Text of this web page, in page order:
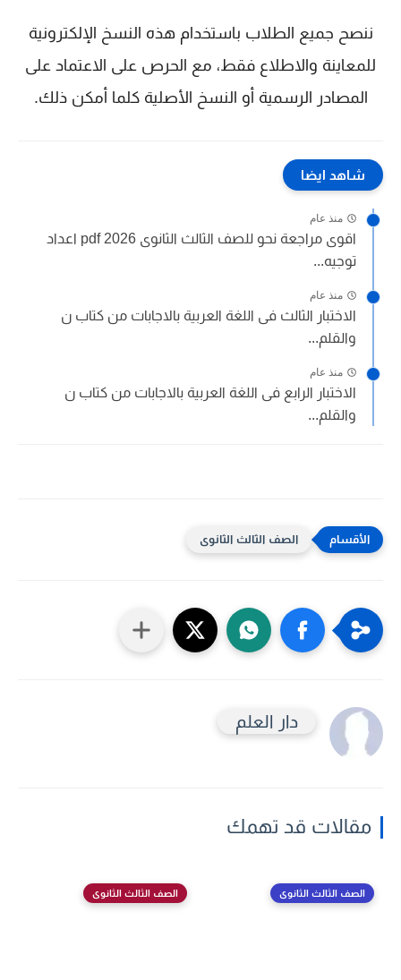
ننصح جميع الطلاب باستخدام هذه النسخ الإلكترونية
للمعاينة والاطلاع فقط، مع الحرص على الاعتماد على
المصادر الرسمية أو النسخ الأصلية كلما أمكن ذلك.
شاهد ايضا
منذ عام
اقوى مراجعة نحو للصف الثالث الثانوى 2026 pdf اعداد
توجيه...
منذ عام
الاختبار الثالث فى اللغة العربية بالاجابات من كتاب ن
والقلم...
منذ عام
الاختبار الرابع فى اللغة العربية بالاجابات من كتاب ن
والقلم...
الصف الثالث الثانوى
دار العلم
مقالات قد تهمك
الصف الثالث الثانوى الصف الثالث الثانوى